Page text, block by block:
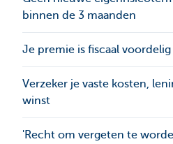
binnen de 3 maanden
Je premie is fiscaal voordelig
Verzeker je vaste kosten,
winst
'Recht om vergeten te